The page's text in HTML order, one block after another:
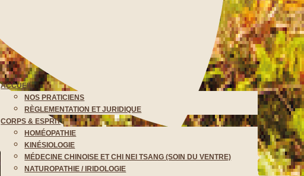
ACCUEIL
NOS PRATICIENS
RÈGLEMENTATION ET JURIDIQUE
CORPS & ESPRIT
HOMÉOPATHIE
KINÉSIOLOGIE
MÉDECINE CHINOISE ET CHI NEI TSANG (SOIN DU VENTRE)
NATUROPATHIE / IRIDOLOGIE